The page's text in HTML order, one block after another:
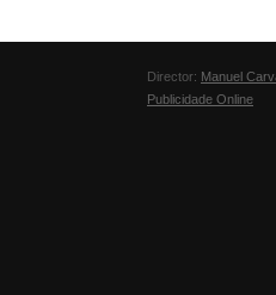
Director: Manuel
Publicidade Online